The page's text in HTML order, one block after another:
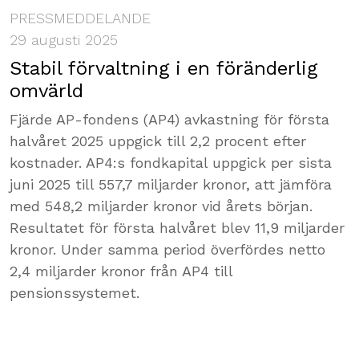
PRESSMEDDELANDE
29 augusti 2025
Stabil förvaltning i en föränderlig
omvärld
Fjärde AP-fondens (AP4) avkastning för första
halvåret 2025 uppgick till 2,2 procent efter
kostnader. AP4:s fondkapital uppgick per sista
juni 2025 till 557,7 miljarder kronor, att jämföra
med 548,2 miljarder kronor vid årets början.
Resultatet för första halvåret blev 11,9 miljarder
kronor. Under samma period överfördes netto
2,4 miljarder kronor från AP4 till
pensionssystemet.